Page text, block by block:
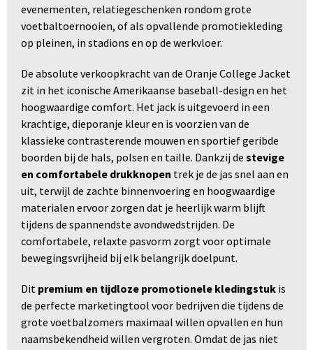
evenementen, relatiegeschenken rondom grote
voetbaltoernooien, of als opvallende promotiekleding
op pleinen, in stadions en op de werkvloer.
De absolute verkoopkracht van de Oranje College Jacket
zit in het iconische Amerikaanse baseball-design en het
hoogwaardige comfort. Het jack is uitgevoerd in een
krachtige, dieporanje kleur en is voorzien van de
klassieke contrasterende mouwen en sportief geribde
boorden bij de hals, polsen en taille. Dankzij de stevige
en comfortabele drukknopen trek je de jas snel aan en
uit, terwijl de zachte binnenvoering en hoogwaardige
materialen ervoor zorgen dat je heerlijk warm blijft
tijdens de spannendste avondwedstrijden. De
comfortabele, relaxte pasvorm zorgt voor optimale
bewegingsvrijheid bij elk belangrijk doelpunt.
Dit premium en tijdloze promotionele kledingstukis
de perfecte marketingtool voor bedrijven die tijdens de
grote voetbalzomers maximaal willen opvallen en hun
naamsbekendheid willen vergroten. Omdat de jas niet